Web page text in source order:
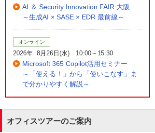
AI ＆ Security Innovation FAIR 大阪
～生成AI × SASE × EDR 最前線～
オンライン
2026年 8月26日(水) 10:00～15:30
Microsoft 365 Copilot活用セミナー
～「使える！」から「使いこなす」ま
で分かりやすく解説～
オフィスツアーのご案内